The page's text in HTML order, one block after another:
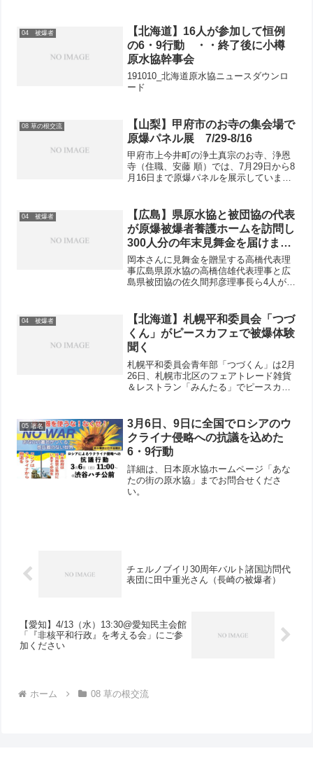
国際署名」と憲法3000万署名の2種類。
北海道非核...
04 被爆者
【北海道】16人が参加して恒例
の6・9行動 ・・終了後に小樽
原水協幹事会
191010_北海道原水協ニュースダウンロ
ード
08 草の根交流
【山梨】甲府市のお寺の集会場で
原爆パネル展 7/29-8/16
甲府市上今井町の浄土真宗のお寺、浄恩
寺（住職、安藤 順）では、7月29日から8
月16日まで原爆パネルを展示していま
にしています。開催を知らせる掲示の隣
には、お経の一節「...
04 被爆者
【広島】県原水協と被団協の代表
が原爆被爆者養護ホームを訪問し
300人分の年末見舞金を届けまし
た！
岡本さんに見舞金を贈呈する高橋代表理
事広島県原水協の高橋信雄代表理事と広
島県被団協の佐久間邦彦理事長ら4人が、
を訪問し、全国から寄せられた被爆者へ
の「見舞金」あわせて...
04 被爆者
【北海道】札幌平和委員会「つづ
くん」がピースカフェで被爆体験
聞く
札幌平和委員会青年部「つづくん」は2月
26日、札幌市北区のフェアトレード雑貨
＆レストラン「みんたる」でピースカフ
（広島で被爆）で札幌在住の越智晴子さ
ん（北海道被...
05 署名
3月6日、9日に全国でロシアのウ
クライナ侵略への抗議を込めた
6・9行動
詳細は、日本原水協ホームページ「あな
たの街の原水協」までお問合せくださ
い。
チェルノブイリ30周年バルト諸国訪問代
表団に田中重光さん（長崎の被爆者）
【愛知】4/13（水）13:30@愛知民主会館
「『非核平和行政』を考える会」にご参
加ください
ホーム 08 草の根交流